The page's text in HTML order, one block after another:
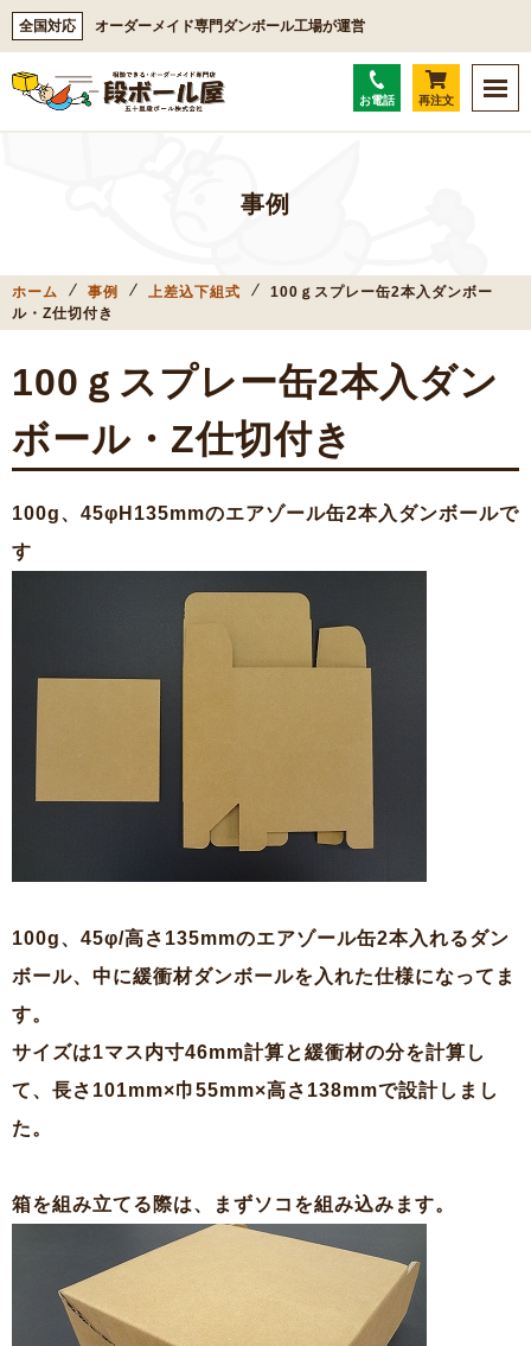
全国対応 オーダーメイド専門ダンボール工場が運営
お電話 再注文
事例
ホーム 事例 上差込下組式
100ｇスプレー缶2本入ダンボー
ル・Z仕切付き
100ｇスプレー缶2本入ダン
ボール・Z仕切付き
100g、45φH135mmのエアゾール缶2本入ダンボールで
す
100g、45φ/高さ135mmのエアゾール缶2本入れるダン
ボール、中に緩衝材ダンボールを入れた仕様になってま
す。
サイズは1マス内寸46mm計算と緩衝材の分を計算し
て、長さ101mm×巾55mm×高さ138mmで設計しまし
た。
箱を組み立てる際は、まずソコを組み込みます。